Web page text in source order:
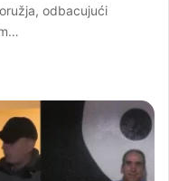
odbacujući